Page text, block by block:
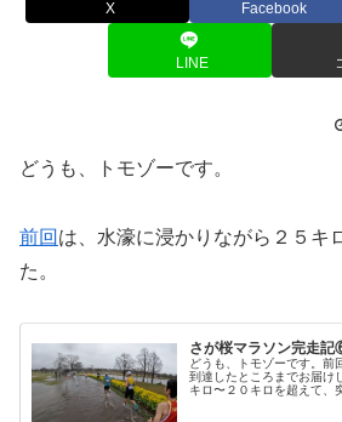
X Facebook
LINE
どうも、トモゾーです。
前回 は、水濠に浸かりながら２５キ
た。
さが桜マラソン完走
どうも、トモゾーです。前
到達したところまでお届け
キロ〜２０キロを超えて、